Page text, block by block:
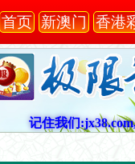
首页 新澳门 香港
记住我们